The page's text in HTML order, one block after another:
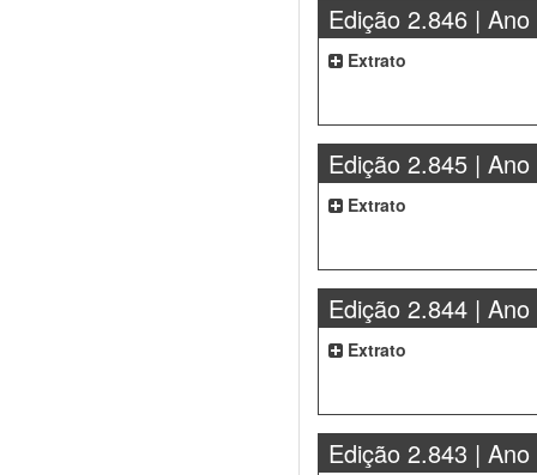
Edição 2.846 | Ano
Extrato
Edição 2.845 | Ano
Extrato
Edição 2.844 | Ano
Extrato
Edição 2.843 | Ano